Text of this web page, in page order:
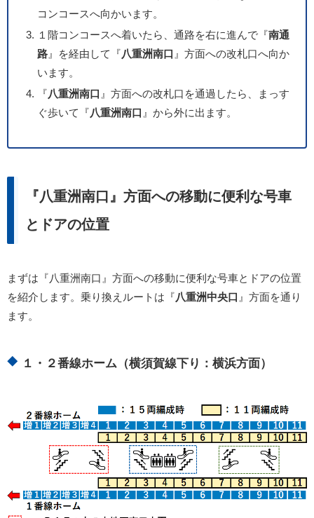
コンコースへ向かいます。
１階コンコースへ着いたら、通路を右に進んで『南通
路 』を経由して『八重洲南口 』方面への改札口へ向か
います。
『八重洲南口 』方面への改札口を通過したら、まっす
ぐ歩いて『八重洲南口 』から外に出ます。
『八重洲南口』方面への移動に便利な号車
とドアの位置
まずは『八重洲南口』方面への移動に便利な号車とドアの位置
を紹介します。乗り換えルートは『八重洲中央口 』方面を通り
ます。
１・２番線ホーム（横須賀線下り：横浜方面）